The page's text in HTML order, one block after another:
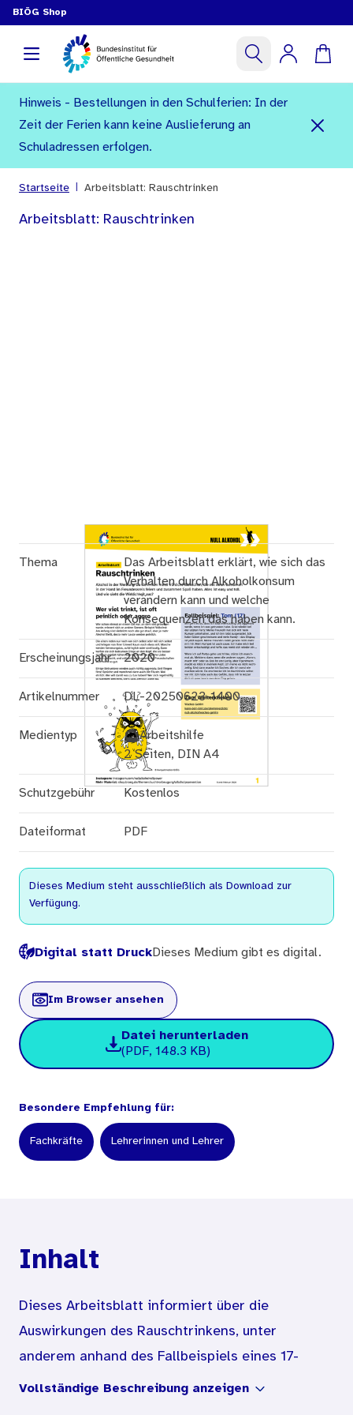
BIÖG Shop
Hinweis - Bestellungen in den Schulferien: In der
Zeit der Ferien kann keine Auslieferung an
Schuladressen erfolgen.
Startseite Arbeitsblatt: Rauschtrinken
Arbeitsblatt: Rauschtrinken
Thema
Das Arbeitsblatt erklärt, wie sich das
Verhalten durch Alkoholkonsum
verändern kann und welche
Konsequenzen das haben kann.
Erscheinungsjahr 2020
Artikelnummer DL-20250623-1400
Medientyp
Arbeitshilfe
2 Seiten, DIN A4
Schutzgebühr Kostenlos
Dateiformat PDF
Dieses Medium steht ausschließlich als Download zur
Verfügung.
Digital statt DruckDieses Medium gibt es digital.
Im Browser ansehen
Datei herunterladen
(PDF, 148.3 KB)
Besondere Empfehlung für:
Fachkräfte Lehrerinnen und Lehrer
Inhalt
Dieses Arbeitsblatt informiert über die
Auswirkungen des Rauschtrinkens, unter
anderem anhand des Fallbeispiels eines 17-
Jährigen, der auf einer Party unter
Vollständige Beschreibung anzeigen